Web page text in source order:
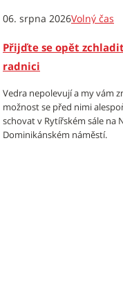
06. srpna 2026Volný čas
Přijďte se opět
radnici
Vedra nepolevují a my vám
možnost se před nimi
schovat v Rytířském sále na
Dominikánském náměstí.